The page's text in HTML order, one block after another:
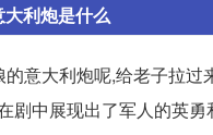
利炮是什么
的意大利炮呢,给老子拉
剧中展现出了军人的英勇